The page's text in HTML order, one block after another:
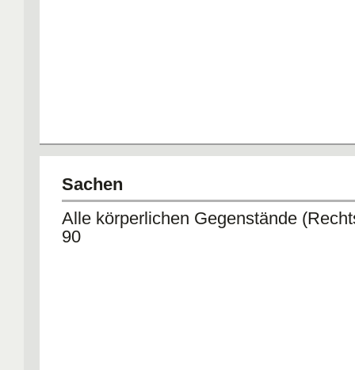
Sachen
Alle körperlichen Gegenstände
90